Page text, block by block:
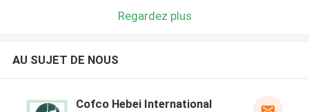
Regardez plus
AU SUJET DE NOUS
Cofco Hebei International